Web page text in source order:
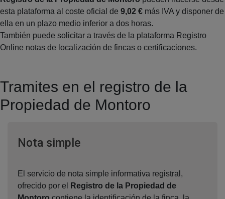
esta plataforma al coste oficial de 9,02 € más IVA y disponer de
ella en un plazo medio inferior a dos horas.
También puede solicitar a través de la plataforma Registro
Online notas de localización de fincas o certificaciones.
Tramites en el registro de la
Propiedad de Montoro
Nota simpleVentana nueva
El servicio de nota simple informativa registral,
ofrecido por el
Registro de la Propiedad de